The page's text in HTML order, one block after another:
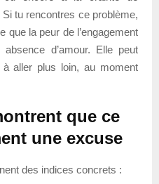
tu rencontres ce problème,
que la peur de l’engagement
d’amour. Elle peut
aller plus loin, au moment
que ce
une excuse
des indices concrets :